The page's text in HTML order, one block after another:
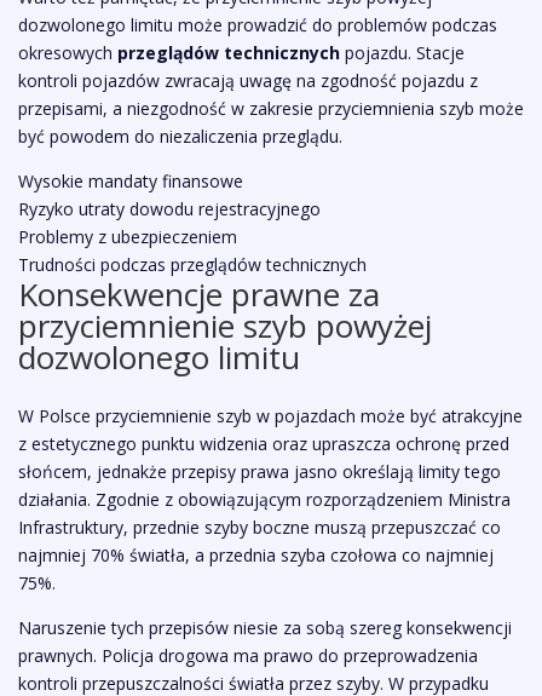
dozwolonego limitu może prowadzić do problemów podczas
okresowych przeglądów technicznych pojazdu. Stacje
kontroli pojazdów zwracają uwagę na zgodność pojazdu z
przepisami, a niezgodność w zakresie przyciemnienia szyb może
być powodem do niezaliczenia przeglądu.
Wysokie mandaty finansowe
Ryzyko utraty dowodu rejestracyjnego
Problemy z ubezpieczeniem
Trudności podczas przeglądów technicznych
Konsekwencje prawne za
przyciemnienie szyb powyżej
dozwolonego limitu
W Polsce przyciemnienie szyb w pojazdach może być atrakcyjne
z estetycznego punktu widzenia oraz upraszcza ochronę przed
słońcem, jednakże przepisy prawa jasno określają limity tego
działania. Zgodnie z obowiązującym rozporządzeniem Ministra
Infrastruktury, przednie szyby boczne muszą przepuszczać co
najmniej 70% światła, a przednia szyba czołowa co najmniej
75%.
Naruszenie tych przepisów niesie za sobą szereg konsekwencji
prawnych. Policja drogowa ma prawo do przeprowadzenia
kontroli przepuszczalności światła przez szyby. W przypadku